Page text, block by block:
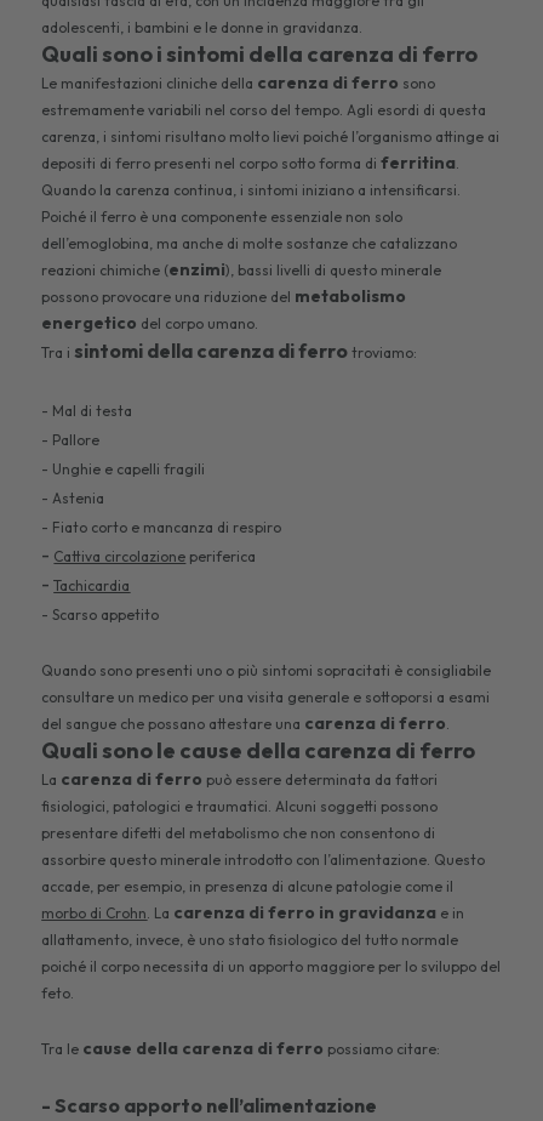
adolescenti, i bambini e le donne in gravidanza.
Quali sono i sintomi della carenza di ferro
Le manifestazioni cliniche della carenza di ferro sono
estremamente variabili nel corso del tempo. Agli esordi di questa
carenza, i sintomi risultano molto lievi poiché l’organismo attinge ai
depositi di ferro presenti nel corpo sotto forma diferritina.
Quando la carenza continua, i sintomi iniziano a intensificarsi.
Poiché il ferro è una componente essenziale non solo
dell’emoglobina, ma anche di molte sostanze che catalizzano
reazioni chimiche (enzimi), bassi livelli di questo minerale
possono provocare una riduzione del metabolismo
energetico del corpo umano.
Tra i sintomi della carenza di ferro troviamo:
- Mal di testa
- Pallore
- Unghie e capelli fragili
- Astenia
- Fiato corto e mancanza di respiro
- Cattiva circolazione periferica
-Tachicardia
- Scarso appetito
Quando sono presenti uno o più sintomi sopracitati è consigliabile
consultare un medico per una visita generale e sottoporsi a esami
del sangue che possano attestare una carenza di ferro.
Quali sono le cause della carenza di ferro
La carenza di ferro può essere determinata da fattori
fisiologici, patologici e traumatici. Alcuni soggetti possono
presentare difetti del metabolismo che non consentono di
assorbire questo minerale introdotto con l’alimentazione. Questo
accade, per esempio, in presenza di alcune patologie come il
morbo di Crohn. La carenza di ferro in gravidanza e in
allattamento, invece, è uno stato fisiologico del tutto normale
poiché il corpo necessita di un apporto maggiore per lo sviluppo del
feto.
Tra le cause della carenza di ferro possiamo citare:
- Scarso apporto nell’alimentazione